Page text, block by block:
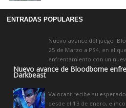
ENTRADAS POPULARES
Nuevo avance de Bloodborne
Darkbeast
Nuevo avance del juego
25 de Marzo a PS4, en el
enfrentamiento con un
Valorant recibe su
desde el 13 de enero, e